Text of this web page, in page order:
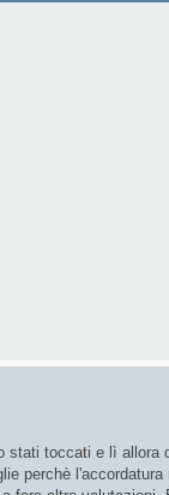
stati toccati e lì allora
perchè